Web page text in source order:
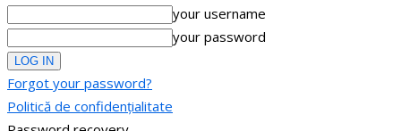
your username
your password
Forgot your password?
Politică de confidențialitate